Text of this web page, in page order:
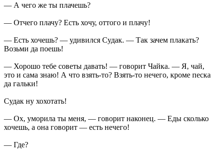
— А чего же ты плачешь?
— Отчего плачу? Есть хочу, оттого и плачу!
— Есть хочешь? — удивился Судак. — Так зачем плакать?
Возьми да поешь!
— Хорошо тебе советы давать! — говорит Чайка. — Я, чай,
это и сама знаю! А что взять-то? Взять-то нечего, кроме песка
да гальки!
Судак ну хохотать!
— Ох, уморила ты меня, — говорит наконец. — Еды сколько
хочешь, а она говорит — есть нечего!
— Где?